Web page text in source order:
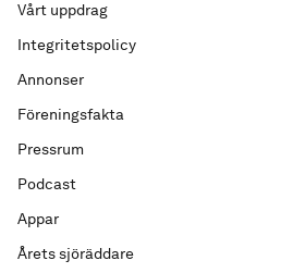
Vårt uppdrag
Integritetspolicy
Annonser
Föreningsfakta
Pressrum
Podcast
Appar
Årets sjöräddare